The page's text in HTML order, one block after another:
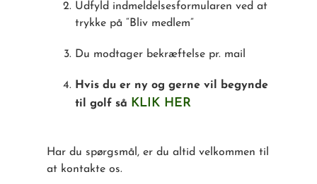
Udfyld indmeldelsesformularen ved at
trykke på “Bliv medlem”
Du modtager bekræftelse pr. mail
Hvis du er ny og gerne vil begynde
til golf så KLIK HER
Har du spørgsmål, er du altid velkommen til
at kontakte os.